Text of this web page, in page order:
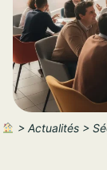
> Actualités>